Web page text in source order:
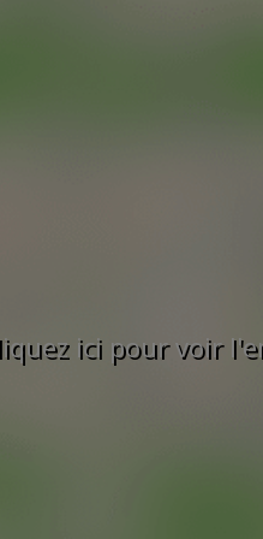
ici pour voir